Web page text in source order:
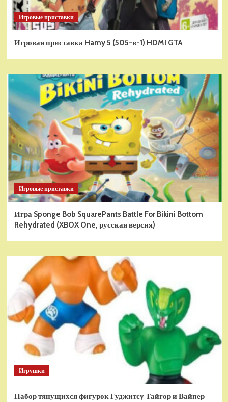
Игровые приставки
Игровая приставка Hamy 5 (505-в-1) HDMI GTA
Игровые приставки
Игра Sponge Bob SquarePants Battle For Bikini Bottom
Rehydrated (XBOX One, русская версия)
Игрушки
Набор тянущихся фигурок Гуджитсу Тайгор и Вайпер